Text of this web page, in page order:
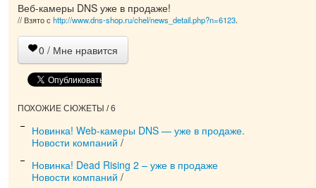
Веб-камеры DNS уже в продаже!
// Взято с http://www.dns-shop.ru/chel/news_detail.php?n=6123.
0 / Мне нравится
ПОХОЖИЕ СЮЖЕТЫ / 6
Новинка! Web-камеры DNS — уже в продаже.
Новости компаний /
Новинка! Dead Rising 2 – уже в продаже
Новости компаний /